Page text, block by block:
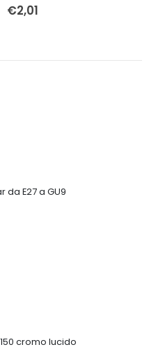
0Su 5
€2,01
da E27 a GU9
cromo lucido